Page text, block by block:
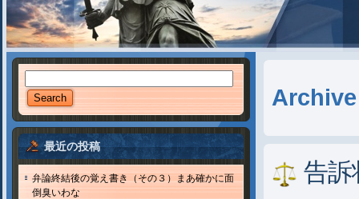
最近の投稿
弁論終結後の覚え書き（その３）まあ確かに面
倒臭いわな
告訴